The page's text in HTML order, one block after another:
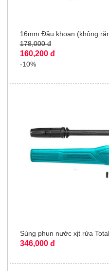
16mm Đầu khoan (không
178,000 đ
160,200 đ
-10%
Súng phun nước xịt rửa
346,000 đ